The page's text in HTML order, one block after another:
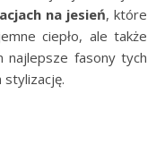
na jesień, które
ciepło, ale także
najlepsze fasony tych
stylizację.